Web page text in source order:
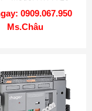
0909.067.950
Ms.Châu